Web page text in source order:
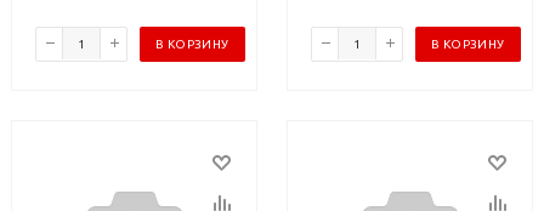
В КОРЗИНУ В КОРЗИНУ